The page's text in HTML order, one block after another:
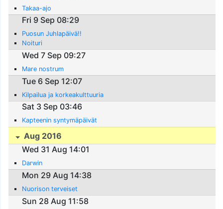
Takaa-ajo
Fri 9 Sep 08:29
Puosun Juhlapäivä!!
Noituri
Wed 7 Sep 09:27
Mare nostrum
Tue 6 Sep 12:07
Kilpailua ja korkeakulttuuria
Sat 3 Sep 03:46
Kapteenin syntymäpäivät
Aug 2016
Wed 31 Aug 14:01
Darwin
Mon 29 Aug 14:38
Nuorison terveiset
Sun 28 Aug 11:58